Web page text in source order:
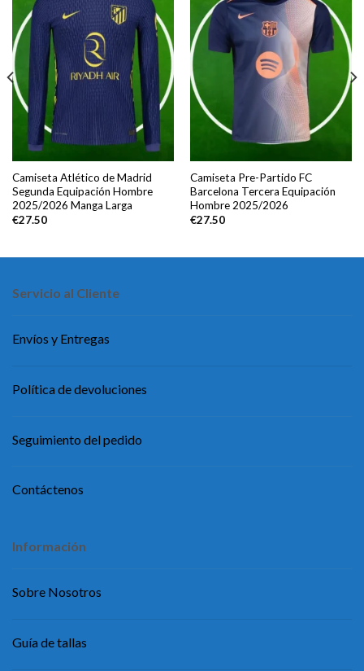
Camiseta Atlético de Madrid
Segunda Equipación Hombre
2025/2026 Manga Larga
€27.50
Camiseta Pre-Partido FC
Barcelona Tercera Equipación
Hombre 2025/2026
€27.50
Servicio al Cliente
Envíos y Entregas
Política de devoluciones
Seguimiento del pedido
Contáctenos
Información
Sobre Nosotros
Guía de tallas